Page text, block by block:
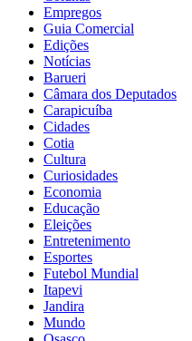
Empregos
Guia Comercial
Edições
Notícias
Barueri
Câmara dos Deputados
Carapicuíba
Cidades
Cotia
Cultura
Curiosidades
Economia
Educação
Eleições
Entretenimento
Esportes
Futebol Mundial
Itapevi
Jandira
Mundo